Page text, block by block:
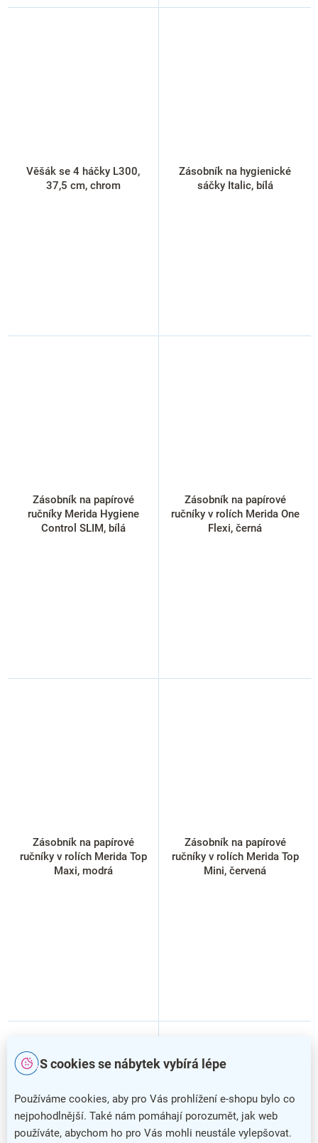
S cookies se nábytek vybírá lépe
Používáme cookies, aby pro Vás prohlížení e-shopu bylo co
nejpohodlnější. Také nám pomáhají porozumět, jak web
používáte, abychom ho pro Vás mohli neustále vylepšovat.
Věšák se 4 háčky L300,
37,5 cm, chrom
Zásobník na hygienické
sáčky Italic, bílá
Zásobník na papírové
ručníky Merida Hygiene
Control SLIM, bílá
Zásobník na papírové
ručníky v rolích Merida One
Flexi, černá
Zásobník na papírové
ručníky v rolích Merida Top
Maxi, modrá
Zásobník na papírové
ručníky v rolích Merida Top
Mini, červená